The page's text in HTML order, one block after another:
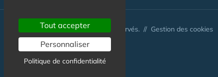
© CapCampus 2026 - Tous droits réservés. // Gestion des cookies
Tout accepter
Personnaliser
Politique de confidentialité